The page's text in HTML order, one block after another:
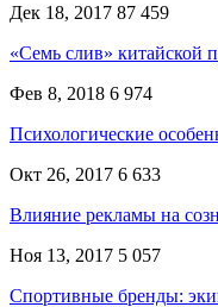
Дек 18, 2017 87 459
«Семь слив» китайской
Фев 8, 2018 6 974
Психологические
Окт 26, 2017 6 633
Влияние рекламы на
Ноя 13, 2017 5 057
Спортивные бренды: